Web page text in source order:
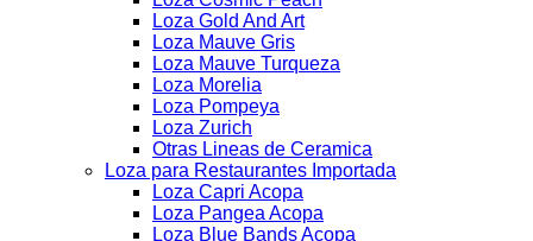
Loza Gold And Art
Loza Mauve Gris
Loza Mauve Turqueza
Loza Morelia
Loza Pompeya
Loza Zurich
Otras Lineas de Ceramica
Loza para Restaurantes Importada
Loza Capri Acopa
Loza Pangea Acopa
Loza Blue Bands Acopa